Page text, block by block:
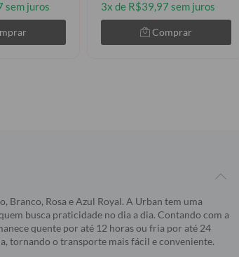
sem juros 3x de R$39,97 sem juros
Comprar
Branco, Rosa e Azul Royal. A Urban tem uma
busca praticidade no dia a dia. Contando com a
quente por até 12 horas ou fria por até 24
tornando o transporte mais fácil e conveniente.